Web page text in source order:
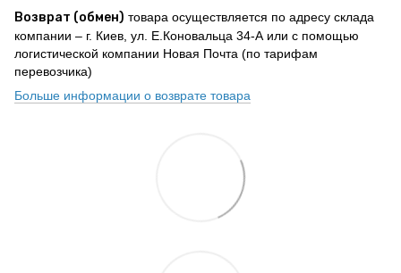
Возврат (обмен) товара осуществляется по адресу склада
компании – г. Киев, ул. Е.Коновальца 34-А или с помощью
логистической компании Новая Почта (по тарифам
перевозчика)
Больше информации о возврате товара